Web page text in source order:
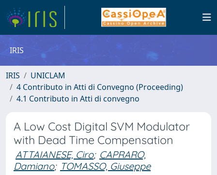
IRIS
IRIS
UNICLAM
4 Contributo in Atti di Convegno (Proceeding)
4.1 Contributo in Atti di convegno
A Low Cost Digital SVM Modulator
with Dead Time Compensation
ATTAIANESE, Ciro; CAPRARO,
Damiano; TOMASSO, Giuseppe